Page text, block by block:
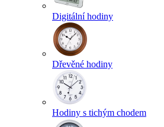
Digitální hodiny
Dřevěné hodiny
Hodiny s tichým chodem